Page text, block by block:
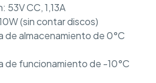
53V CC, 1,13A
(sin contar discos)
de almacenamiento de 0°C
de funcionamiento de -10°C